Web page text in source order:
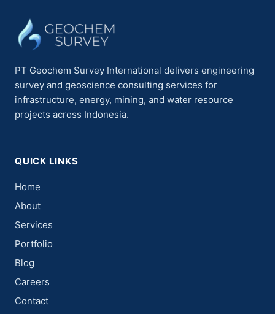
PT Geochem Survey International delivers engineering
survey and geoscience consulting services for
infrastructure, energy, mining, and water resource
projects across Indonesia.
QUICK LINKS
Home
About
Services
Portfolio
Blog
Careers
Contact